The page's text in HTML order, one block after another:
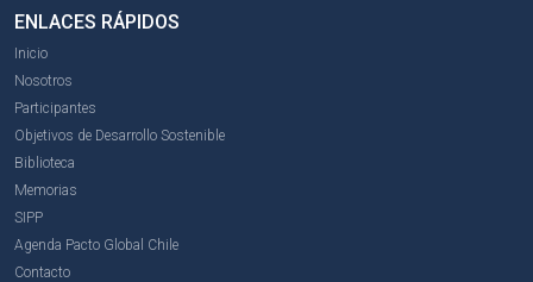
ENLACES RÁPIDOS
Inicio
Nosotros
Participantes
Objetivos de Desarrollo Sostenible
Biblioteca
Memorias
SIPP
Agenda Pacto Global Chile
Contacto